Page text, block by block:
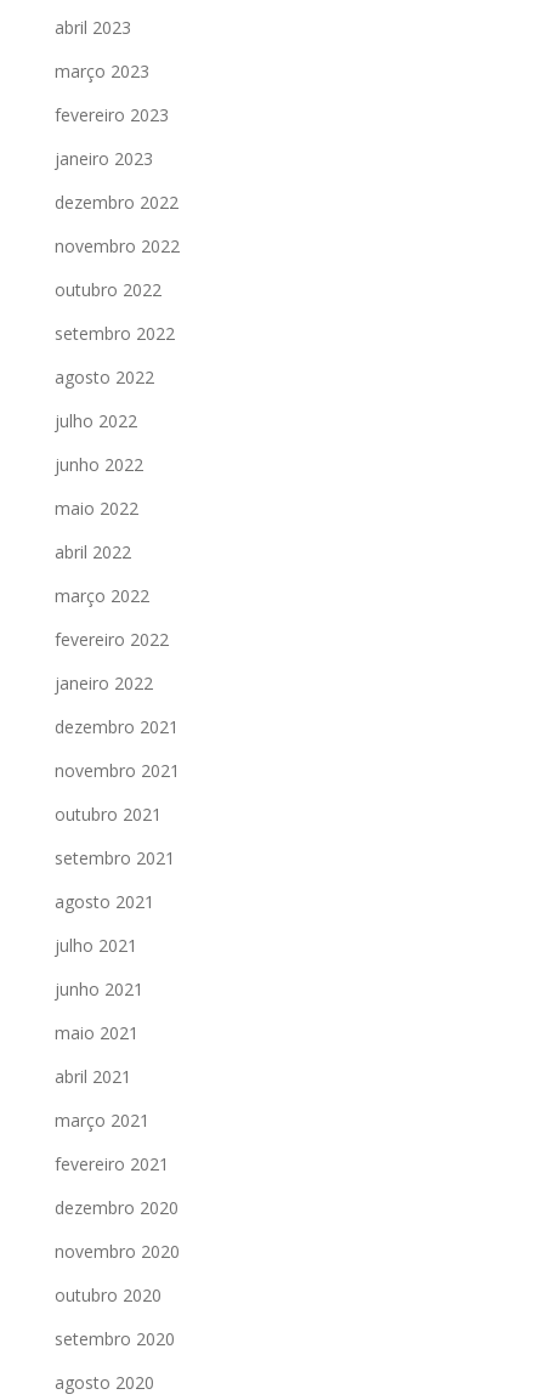
abril 2023
março 2023
fevereiro 2023
janeiro 2023
dezembro 2022
novembro 2022
outubro 2022
setembro 2022
agosto 2022
julho 2022
junho 2022
maio 2022
abril 2022
março 2022
fevereiro 2022
janeiro 2022
dezembro 2021
novembro 2021
outubro 2021
setembro 2021
agosto 2021
julho 2021
junho 2021
maio 2021
abril 2021
março 2021
fevereiro 2021
dezembro 2020
novembro 2020
outubro 2020
setembro 2020
agosto 2020